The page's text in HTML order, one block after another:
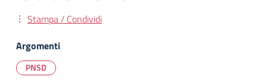
Stampa / Condividi
Argomenti
PNSD